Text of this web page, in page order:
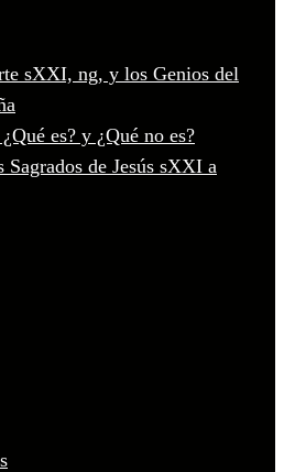
sXXI, ng, y los Genios del
es? y ¿Qué no es?
de Jesús sXXI a